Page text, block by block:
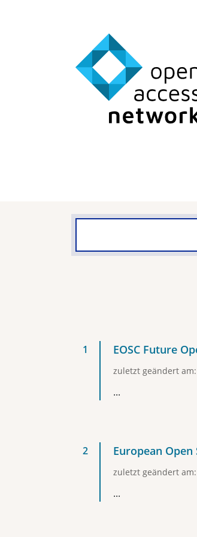
EOSC Future
zuletzt geändert am:
...
European Open
zuletzt geändert am:
...